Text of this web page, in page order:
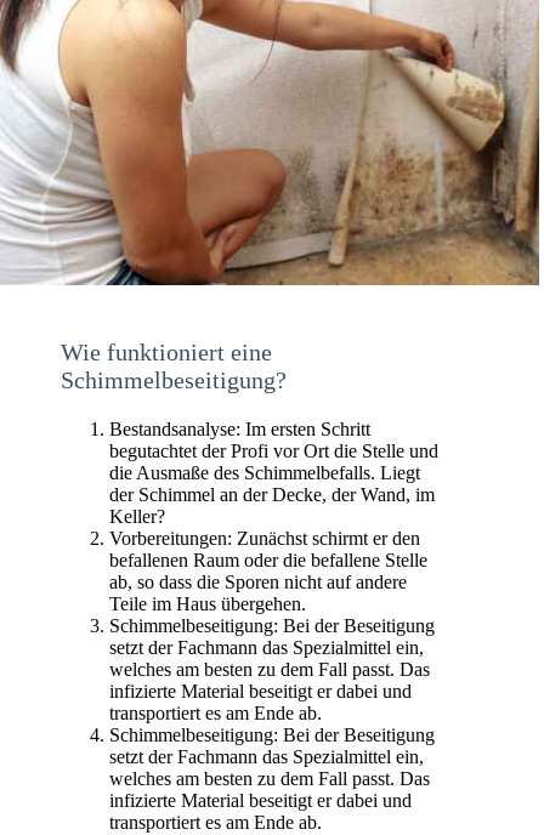
Wie funktioniert eine
Schimmelbeseitigung?
Bestandsanalyse: Im ersten Schritt
begutachtet der Profi vor Ort die Stelle und
die Ausmaße des Schimmelbefalls. Liegt
der Schimmel an der Decke, der Wand, im
Keller?
Vorbereitungen: Zunächst schirmt er den
befallenen Raum oder die befallene Stelle
ab, so dass die Sporen nicht auf andere
Teile im Haus übergehen.
Schimmelbeseitigung: Bei der Beseitigung
setzt der Fachmann das Spezialmittel ein,
welches am besten zu dem Fall passt. Das
infizierte Material beseitigt er dabei und
transportiert es am Ende ab.
Schimmelbeseitigung: Bei der Beseitigung
setzt der Fachmann das Spezialmittel ein,
welches am besten zu dem Fall passt. Das
infizierte Material beseitigt er dabei und
transportiert es am Ende ab.